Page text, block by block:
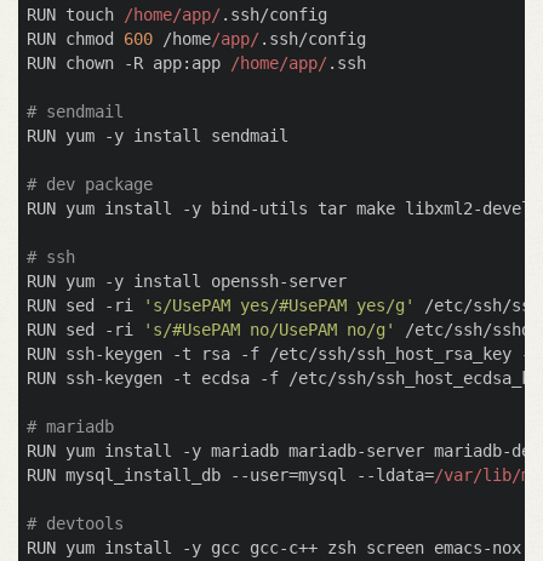
RUN touch /home/app/.ssh/config
RUN chmod 600 /home/app/.ssh/config
RUN chown -R app:app /home/app/.ssh
# sendmail
RUN yum -y install sendmail
# dev package
RUN yum install -y bind-utils tar make libxml2-
# ssh
RUN yum -y install openssh-server
RUN sed -ri
's/UsePAM yes/#UsePAM yes/g'
/etc/ssh/
RUN sed -ri
's/#UsePAM no/UsePAM no/g'
/etc/ssh/
RUN ssh-keygen -t rsa -f /etc/ssh/ssh_host_rsa_key -
RUN ssh-keygen -t ecdsa -f /etc/ssh/
# mariadb
RUN yum install -y mariadb mariadb-server mariadb-
RUN mysql_install_db --user=mysql --ldata=/var/lib/
# devtools
RUN yum install -y gcc gcc-c++ zsh screen emacs-nox